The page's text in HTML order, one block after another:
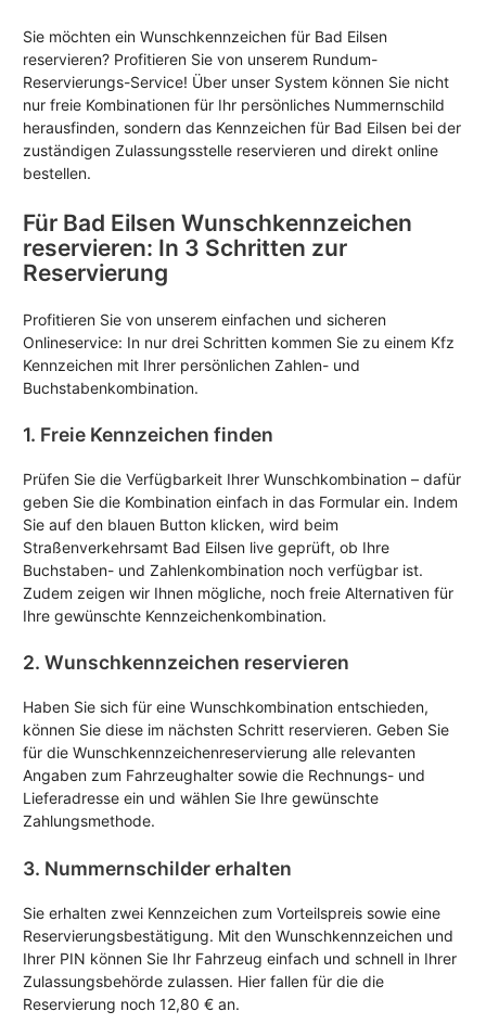
Sie möchten ein Wunschkennzeichen für Bad Eilsen
reservieren? Profitieren Sie von unserem Rundum-
Reservierungs-Service! Über unser System können Sie nicht
nur freie Kombinationen für Ihr persönliches Nummernschild
herausfinden, sondern das Kennzeichen für Bad Eilsen bei der
zuständigen Zulassungsstelle reservieren und direkt online
bestellen.
Für Bad Eilsen Wunschkennzeichen
reservieren: In 3 Schritten zur
Reservierung
Profitieren Sie von unserem einfachen und sicheren
Onlineservice: In nur drei Schritten kommen Sie zu einem Kfz
Kennzeichen mit Ihrer persönlichen Zahlen- und
Buchstabenkombination.
1. Freie Kennzeichen finden
Prüfen Sie die Verfügbarkeit Ihrer Wunschkombination – dafür
geben Sie die Kombination einfach in das Formular ein. Indem
Sie auf den blauen Button klicken, wird beim
Straßenverkehrsamt Bad Eilsen live geprüft, ob Ihre
Buchstaben- und Zahlenkombination noch verfügbar ist.
Zudem zeigen wir Ihnen mögliche, noch freie Alternativen für
Ihre gewünschte Kennzeichenkombination.
2. Wunschkennzeichen reservieren
Haben Sie sich für eine Wunschkombination entschieden,
können Sie diese im nächsten Schritt reservieren. Geben Sie
für die Wunschkennzeichenreservierung alle relevanten
Angaben zum Fahrzeughalter sowie die Rechnungs- und
Lieferadresse ein und wählen Sie Ihre gewünschte
Zahlungsmethode.
3. Nummernschilder erhalten
Sie erhalten zwei Kennzeichen zum Vorteilspreis sowie eine
Reservierungsbestätigung. Mit den Wunschkennzeichen und
Ihrer PIN können Sie Ihr Fahrzeug einfach und schnell in Ihrer
Zulassungsbehörde zulassen. Hier fallen für die die
Reservierung noch 12,80 € an.